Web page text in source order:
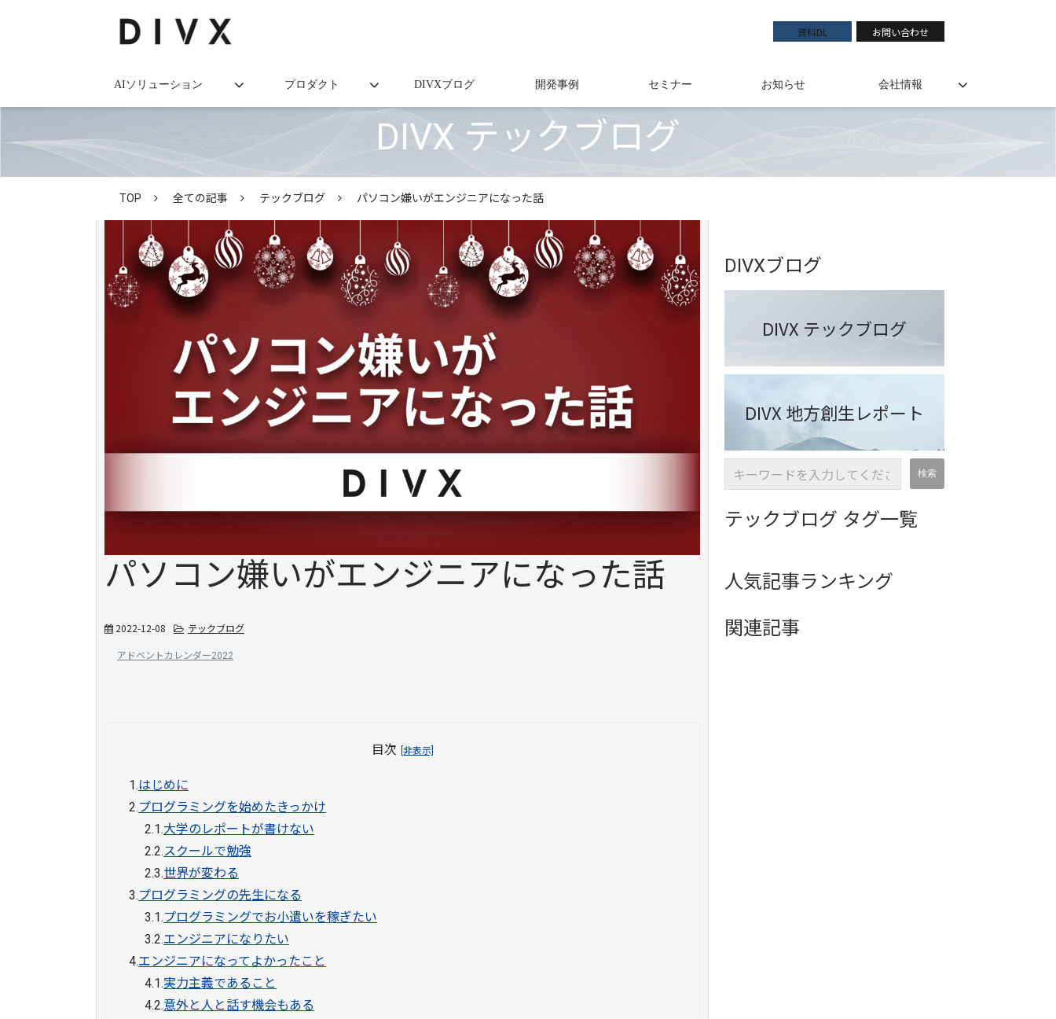
資料DL お問い合わせ
AIソリューション プロダクト DIVXブログ 開発事例 セミナー お知らせ 会社情報
DIVX テックブログ
TOP 全ての記事 テックブログ パソコン嫌いがエンジニアになった話
パソコン嫌いがエンジニアになった話
2022-12-08 テックブログ
アドベントカレンダー2022
目次 [非表示]
1.はじめに
2.プログラミングを始めたきっかけ
2.1.大学のレポートが書けない
2.2.スクールで勉強
2.3.世界が変わる
3.プログラミングの先生になる
3.1.プログラミングでお小遣いを稼ぎたい
3.2.エンジニアになりたい
4.エンジニアになってよかったこと
4.1.実力主義であること
4.2.意外と人と話す機会もある
DIVXブログ
DIVX テックブログ
DIVX 地方創生レポート
テックブログ タグ一覧
人気記事ランキング
関連記事